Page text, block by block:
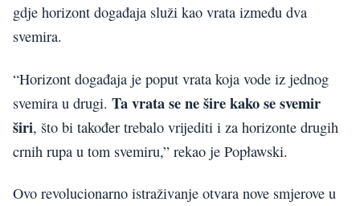
gdje horizont događaja služi kao vrata između dva
svemira.
“Horizont događaja je poput vrata koja vode iz jednog
svemira u drugi. Ta vrata se ne šire kako se svemir
širi, što bi također trebalo vrijediti i za horizonte drugih
crnih rupa u tom svemiru,” rekao je Popławski.
Ovo revolucionarno istraživanje otvara nove smjerove u